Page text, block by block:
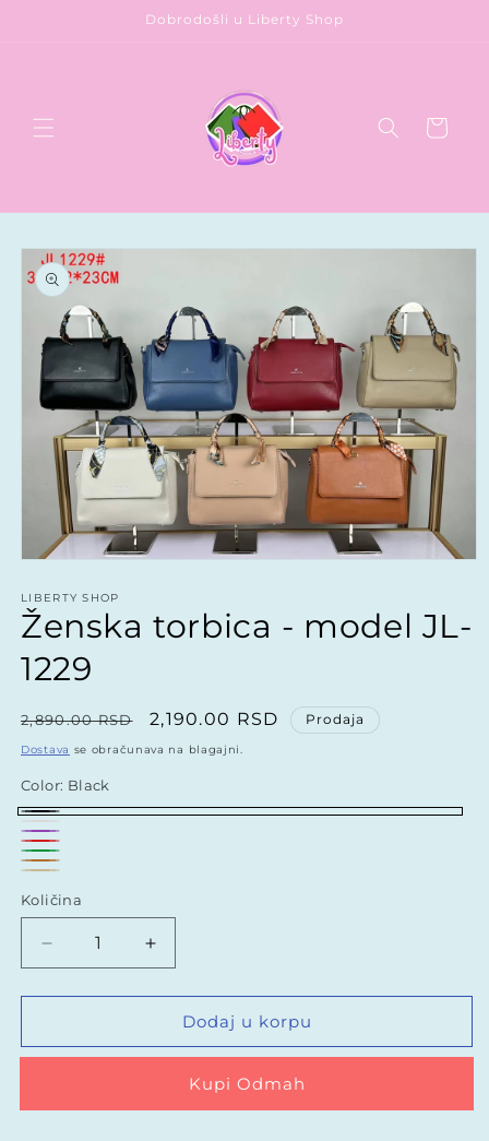
Dobrodošli u Liberty Shop
Korpa
informacije
proizvodu
1
u
modalnom
LIBERTY SHOP
Ženska torbica - model JL-
1229
Redovna
cena
2,890.00 RSD
Prodajna
cena
2,190.00 RSD Prodaja
Dostava se obračunava na blagajni.
Color: Black
Black
White
Purple
Red
Green
Bronze
Količina
Količina
Smanjite
količinu
za
torbica
JL-
Povećajte
količinu
za
Ženska
torbica
model
JL-
Dodaj u korpu
Buy it now